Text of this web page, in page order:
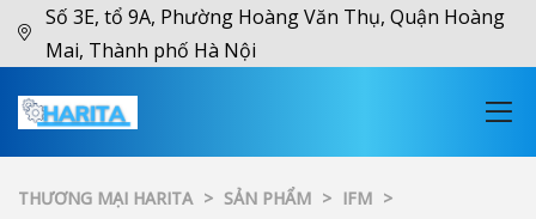
Số 3E, tổ 9A, Phường Hoàng Văn Thụ, Quận Hoàng
Mai, Thành phố Hà Nội
THƯƠNG MẠI HARITA > SẢN PHẨM > IFM >